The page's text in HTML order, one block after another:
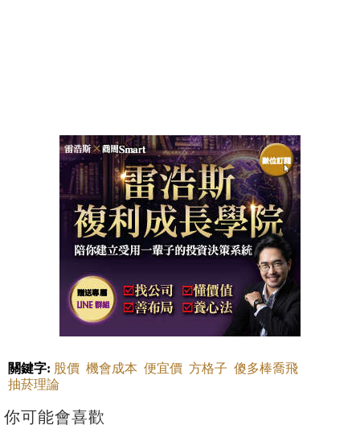
機會成本 方格子
傻多棒喬飛
你可能會喜歡